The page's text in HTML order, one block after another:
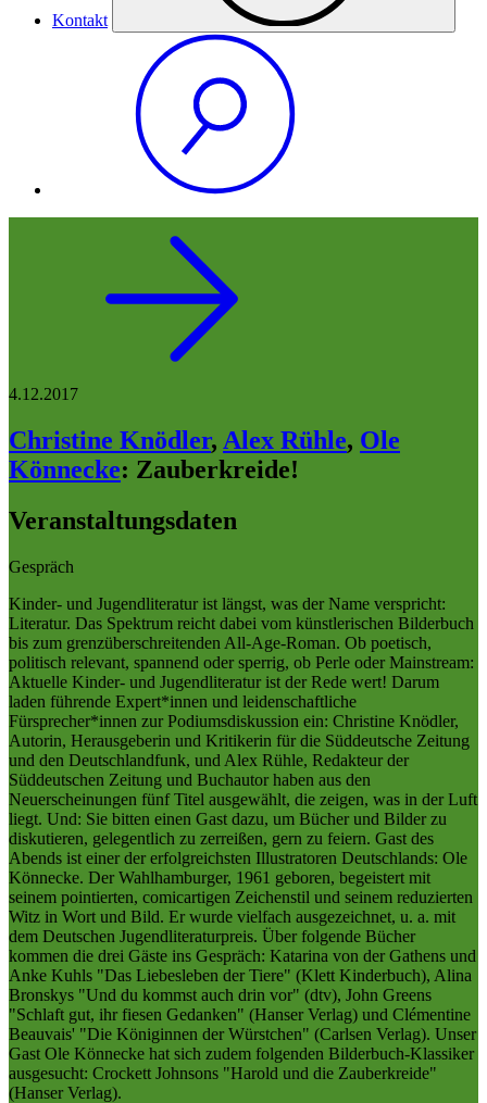
Kontakt
4.12.2017
Christine Knödler, Alex Rühle, Ole
Könnecke: Zauberkreide!
Veranstaltungsdaten
Gespräch
Kinder- und Jugendliteratur ist längst, was der Name verspricht:
Literatur. Das Spektrum reicht dabei vom künstlerischen Bilderbuch
bis zum grenzüberschreitenden All-Age-Roman. Ob poetisch,
politisch relevant, spannend oder sperrig, ob Perle oder Mainstream:
Aktuelle Kinder- und Jugendliteratur ist der Rede wert! Darum
laden führende Expert*innen und leidenschaftliche
Fürsprecher*innen zur Podiumsdiskussion ein: Christine Knödler,
Autorin, Herausgeberin und Kritikerin für die Süddeutsche Zeitung
und den Deutschlandfunk, und Alex Rühle, Redakteur der
Süddeutschen Zeitung und Buchautor haben aus den
Neuerscheinungen fünf Titel ausgewählt, die zeigen, was in der Luft
liegt. Und: Sie bitten einen Gast dazu, um Bücher und Bilder zu
diskutieren, gelegentlich zu zerreißen, gern zu feiern. Gast des
Abends ist einer der erfolgreichsten Illustratoren Deutschlands: Ole
Könnecke. Der Wahlhamburger, 1961 geboren, begeistert mit
seinem pointierten, comicartigen Zeichenstil und seinem reduzierten
Witz in Wort und Bild. Er wurde vielfach ausgezeichnet, u. a. mit
dem Deutschen Jugendliteraturpreis. Über folgende Bücher
kommen die drei Gäste ins Gespräch: Katarina von der Gathens und
Anke Kuhls "Das Liebesleben der Tiere" (Klett Kinderbuch), Alina
Bronskys "Und du kommst auch drin vor" (dtv), John Greens
"Schlaft gut, ihr fiesen Gedanken" (Hanser Verlag) und Clémentine
Beauvais' "Die Königinnen der Würstchen" (Carlsen Verlag). Unser
Gast Ole Könnecke hat sich zudem folgenden Bilderbuch-Klassiker
ausgesucht: Crockett Johnsons "Harold und die Zauberkreide"
(Hanser Verlag).